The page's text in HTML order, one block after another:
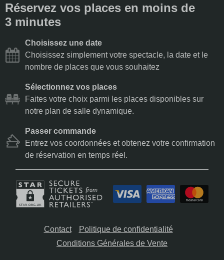
Réservez vos places en moins de
3 minutes
Choisissez une date
Choisissez simplement votre spectacle, la date et le
nombre de places que vous souhaitez
Sélectionnez vos places
Faites votre choix parmi les places disponibles sur
notre plan de salle dynamique.
Passer commande
Entrez vos coordonnées et obtenez votre confirmation
de réservation en temps réel.
Contact
Politique de confidentialité
Conditions Générales de Vente